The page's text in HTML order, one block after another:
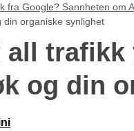
fra Google? Sannheten om
din organiske synlighet
trafikk
og din